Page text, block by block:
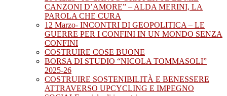
CANZONI D’AMORE” – ALDA MERINI, LA
PAROLA CHE CURA
12 Marzo- INCONTRI DI GEOPOLITICA – LE
GUERRE PER I CONFINI IN UN MONDO SENZA
CONFINI
COSTRUIRE COSE BUONE
BORSA DI STUDIO “NICOLA TOMMASOLI”
2025-26
COSTRUIRE SOSTENIBILITÀ E BENESSERE
ATTRAVERSO UPCYCLING E IMPEGNO